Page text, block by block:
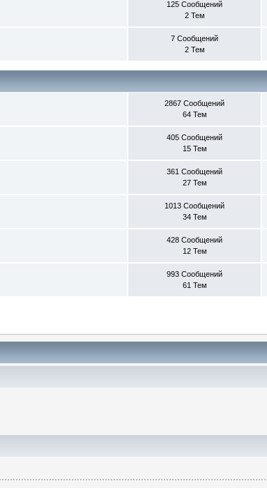
125 Сообщений
2 Тем
7 Сообщений
2 Тем
2867 Сообщений
64 Тем
405 Сообщений
15 Тем
361 Сообщений
27 Тем
1013 Сообщений
34 Тем
428 Сообщений
12 Тем
993 Сообщений
61 Тем